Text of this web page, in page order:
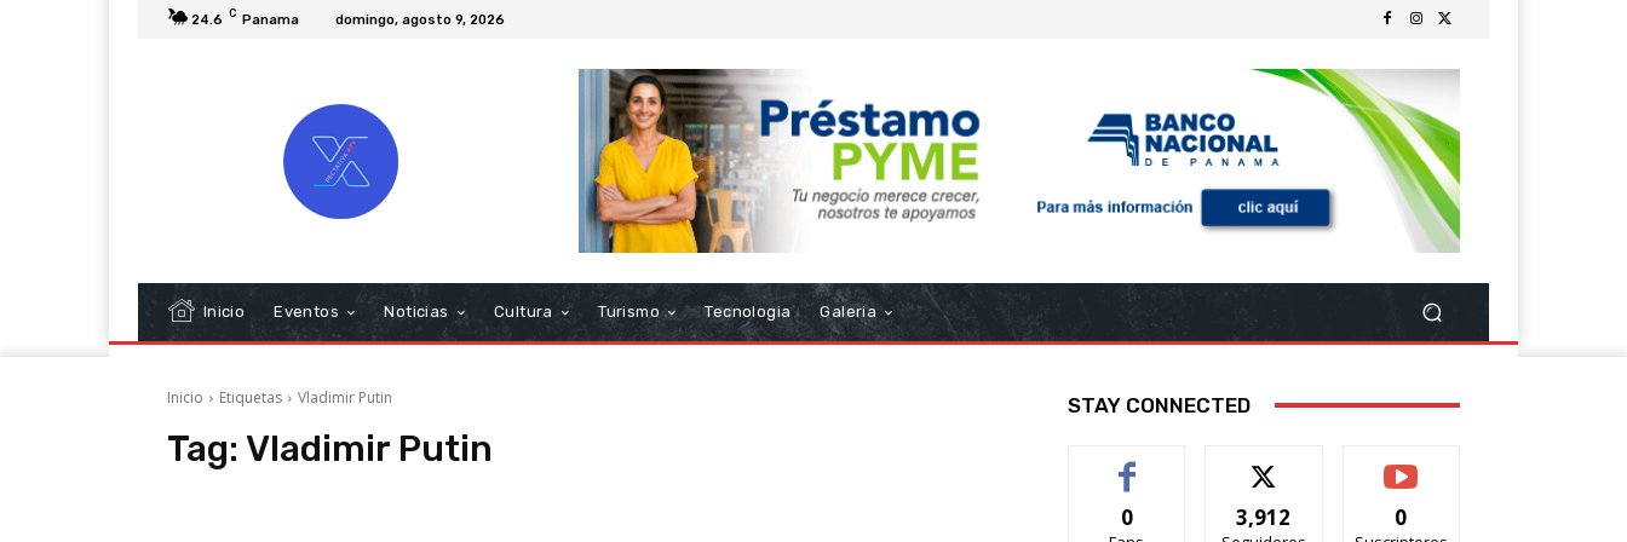
24.6 C Panama domingo, agosto 9, 2026
Inicio Eventos Noticias Cultura Turismo Tecnologia Galeria
Inicio Etiquetas Vladimir Putin
Tag: Vladimir Putin
STAY CONNECTED
0 3,912 0